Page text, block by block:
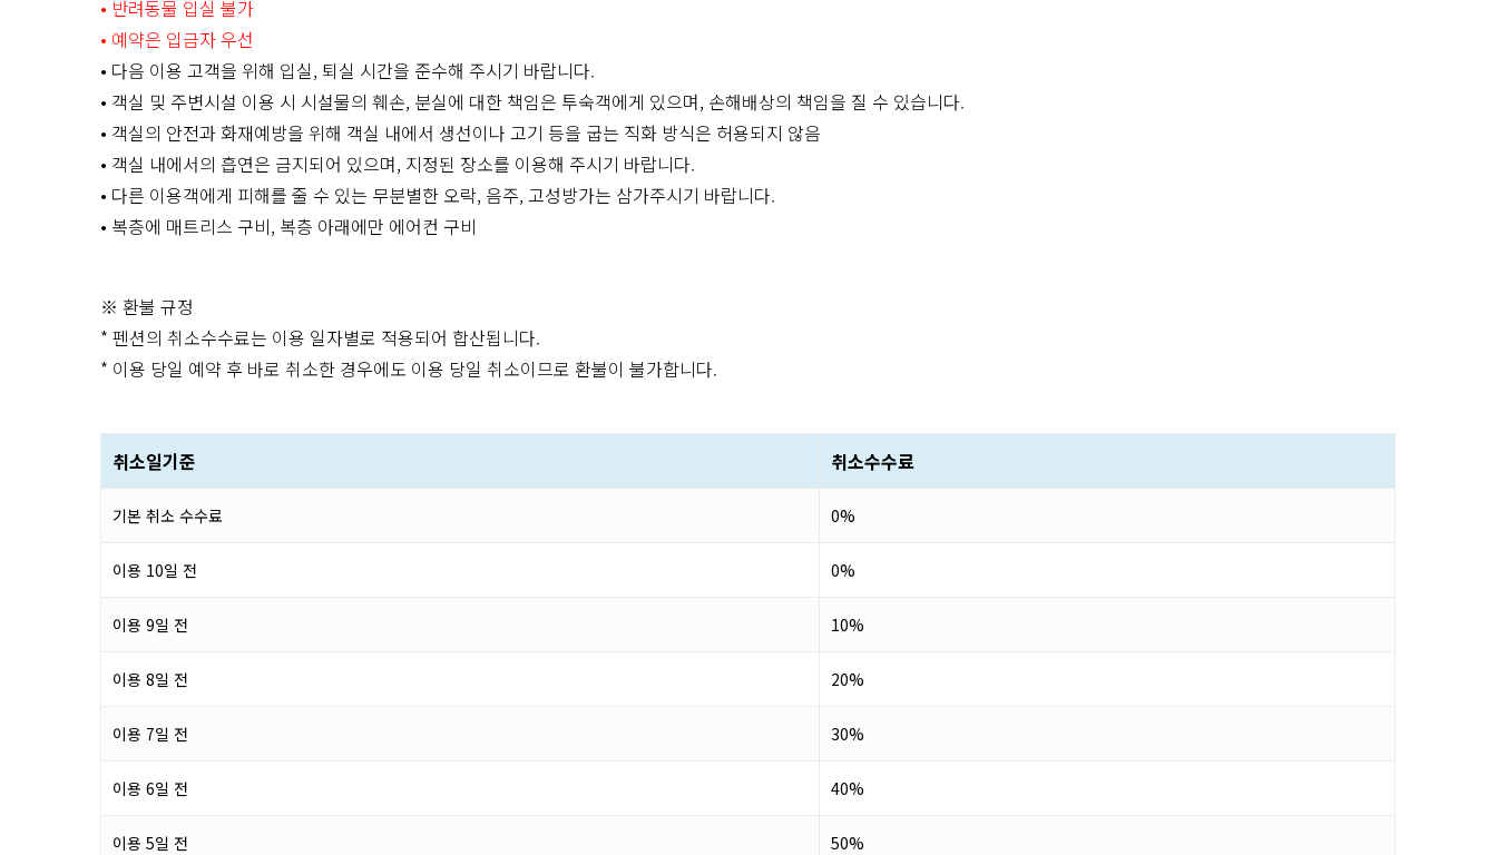
• 반려동물 입실 불가
• 예약은 입금자 우선
• 다음 이용 고객을 위해 입실, 퇴실 시간을 준수해 주시기 바랍니다.
• 객실 및 주변시설 이용 시 시설물의 훼손, 분실에 대한 책임은 투숙객에게 있으며, 손해배상의 책임을 질 수 있습니다.
• 객실의 안전과 화재예방을 위해 객실 내에서 생선이나 고기 등을 굽는 직화 방식은 허용되지 않음
• 객실 내에서의 흡연은 금지되어 있으며, 지정된 장소를 이용해 주시기 바랍니다.
• 다른 이용객에게 피해를 줄 수 있는 무분별한 오락, 음주, 고성방가는 삼가주시기 바랍니다.
• 복층에 매트리스 구비, 복층 아래에만 에어컨 구비
※ 환불 규정
* 펜션의 취소수수료는 이용 일자별로 적용되어 합산됩니다.
* 이용 당일 예약 후 바로 취소한 경우에도 이용 당일 취소이므로 환불이 불가합니다.
취소일기준 취소수수료
기본 취소 수수료 0%
이용 10일 전 0%
이용 9일 전 10%
이용 8일 전 20%
이용 7일 전 30%
이용 6일 전 40%
이용 5일 전 50%